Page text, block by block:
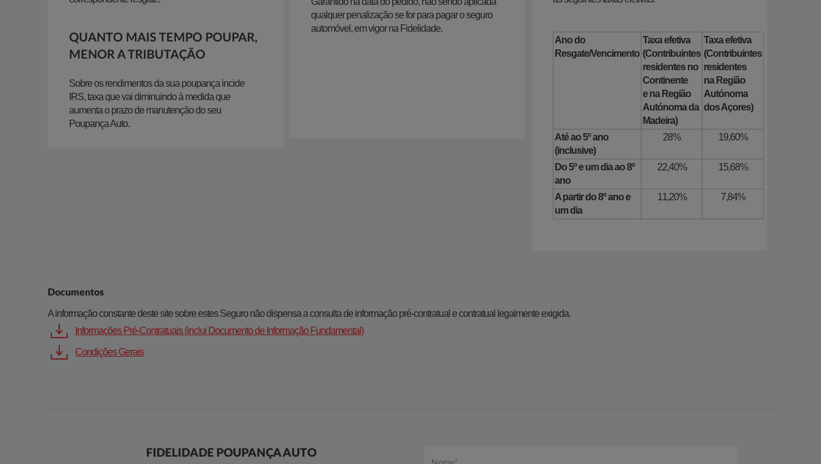
QUANTO MAIS TEMPO POUPAR,
MENOR A TRIBUTAÇÃO
Sobre os rendimentos da sua poupança incide
IRS, taxa que vai diminuindo à medida que
aumenta o prazo de manutenção do seu
Poupança Auto.
qualquer penalização se for para pagar o seguro
automóvel, em vigor na Fidelidade.
​Ano do
Resgate/Vencimento
​Taxa efetiva
(Contribuintes
residentes no
Continente
e na Região
Autónoma da
Madeira)​
​Taxa efetiva
(Contribuintes
residentes
na ​Região
Autónoma
dos Açores)
Até ao 5º ano
(inclusive)​​
​28% ​19,60%
​Do 5º e um dia ao 8º
ano
​22,40% ​15,68%
​A partir do 8º ano e
um dia
​11,20% ​7,84%
Documentos
​​​A informação constante deste site sobre estes Seguro não dispensa a consulta de informação pré-contratual e contratual legalmente exigida. ​​​​​
Informações Pré-Contratuais (inclui Documento de Informação Fundamental)
Condições Gerais
FIDELIDADE POUPANÇA AUTO